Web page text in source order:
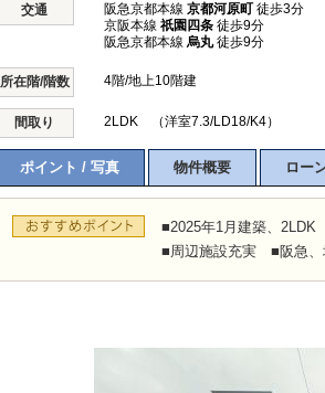
交通 阪急京都本線 京都河原町 徒歩3分
京阪本線 祇園四条 徒歩9分
阪急京都本線 烏丸徒歩9分
所在階/階数 4階/地上10階建
間取り 2LDK （洋室7.3/LD18/K4）
ポイント / 写真 物件概要 ロー
■2025年1月建築、2LDK
■周辺施設充実 ■阪急、